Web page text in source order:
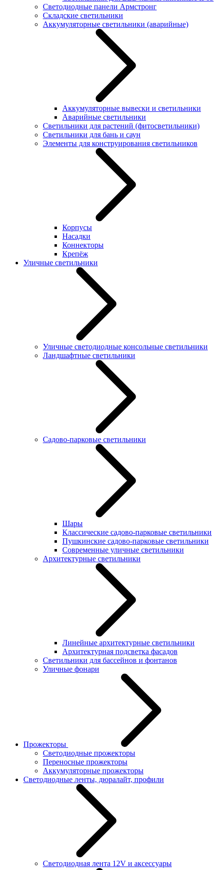
Светодиодные панели Армстронг
Складские светильники
Аккумуляторные светильники (аварийные)
Аккумуляторные вывески и светильники
Аварийные светильники
Светильники для растений (фитосветильники)
Светильники для бань и саун
Элементы для конструирования светильников
Корпусы
Насадки
Коннекторы
Крепёж
Уличные светильники
Уличные светодиодные консольные светильники
Ландшафтные светильники
Садово-парковые светильники
Шары
Классические садово-парковые светильники
Пушкинские садово-парковые светильники
Современные уличные светильники
Архитектурные светильники
Линейные архитектурные светильники
Архитектурная подсветка фасадов
Светильники для бассейнов и фонтанов
Уличные фонари
Прожекторы
Светодиодные прожекторы
Переносные прожекторы
Аккумуляторные прожекторы
Светодиодные ленты, дюралайт, профили
Светодиодная лента 12V и аксессуары